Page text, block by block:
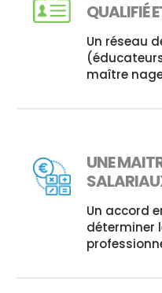
QUALIFIÉ
Un réseau
maître
UNE
Un accord
déterminer